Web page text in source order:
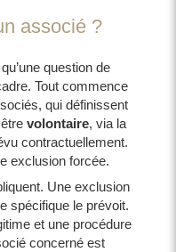
associé ?
question de
Tout commence
qui définissent
volontaire, via la
contractuellement.
exclusion forcée.
Une exclusion
spécifique le prévoit.
et une procédure
concerné est